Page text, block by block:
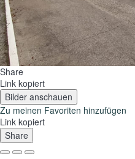
Share
Link kopiert
Bilder anschauen
Zu meinen Favoriten hinzufügen
Link kopiert
Share